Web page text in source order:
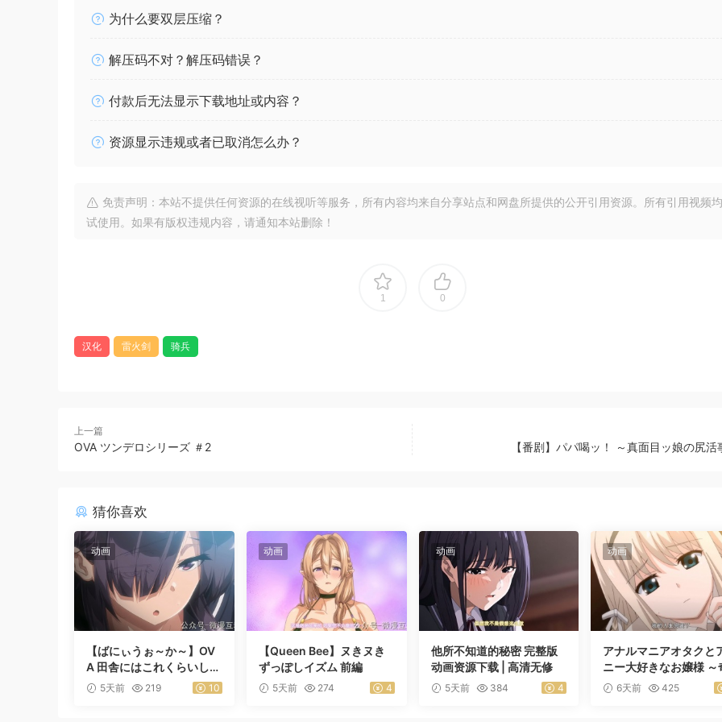
为什么要双层压缩？
解压码不对？解压码错误？
付款后无法显示下载地址或内容？
资源显示违规或者已取消怎么办？
免责声明：本站不提供任何资源的在线视听等服务，所有内容均来自分享站点和网盘所提供的公开引用资源。所有引用视频
试使用。如果有版权违规内容，请通知本站删除！
1 0
汉化 雷火剑 骑兵
上一篇
OVA ツンデロシリーズ ＃2 【番剧】パパ喝ッ！ ～真面目ッ娘の尻活
猜你喜欢
动画
【ばにぃうぉ～か～】OV
A 田舎にはこれくらいしか
娯楽がない ＃1乡下几乎没
5天前 219 10
动画
【Queen Bee】ヌきヌき
ずっぽしイズム 前編
5天前 274 4
动画
他所不知道的秘密 完整版
动画资源下载 | 高清无修
5天前 384 4
动画
アナルマニアオタクと
ニー大好きなお嬢様 ～
跡のマッチング～ 前編
6天前 425